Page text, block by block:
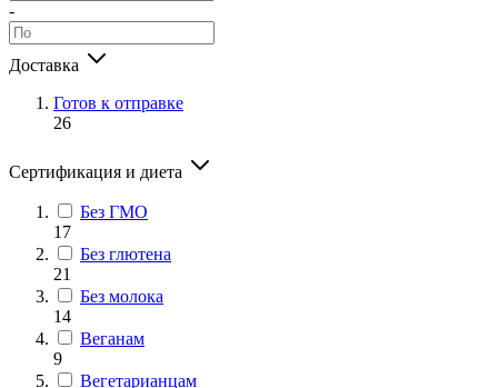
-
Доставка
Готов к отправке
26
Сертификация и диета
Без ГМО
17
Без глютена
21
Без молока
14
Веганам
9
Вегетарианцам